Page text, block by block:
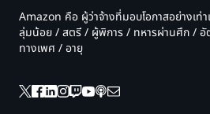
Amazon คือ ผู้ว่าจ้างที่มอบโอกาสอย่างเท่
ลุ่มน้อย / สตรี / ผู้พิการ / ทหารผ่านศึก /
ทางเพศ / อายุ